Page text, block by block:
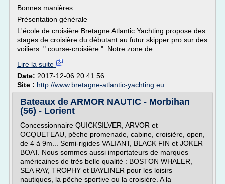
Bonnes manières
Présentation générale
L'école de croisière Bretagne Atlantic Yachting propose des
stages de croisière du débutant au futur skipper pro sur des
voiliers " course-croisière ". Notre zone de...
Lire la suite
Date: 2017-12-06 20:41:56
Site : http://www.bretagne-atlantic-yachting.eu
Bateaux de ARMOR NAUTIC - Morbihan
(56) - Lorient
Concessionnaire QUICKSILVER, ARVOR et
OCQUETEAU, pêche promenade, cabine, croisière, open,
de 4 à 9m... Semi-rigides VALIANT, BLACK FIN et JOKER
BOAT. Nous sommes aussi importateurs de marques
américaines de très belle qualité : BOSTON WHALER,
SEA RAY, TROPHY et BAYLINER pour les loisirs
nautiques, la pêche sportive ou la croisière. A la